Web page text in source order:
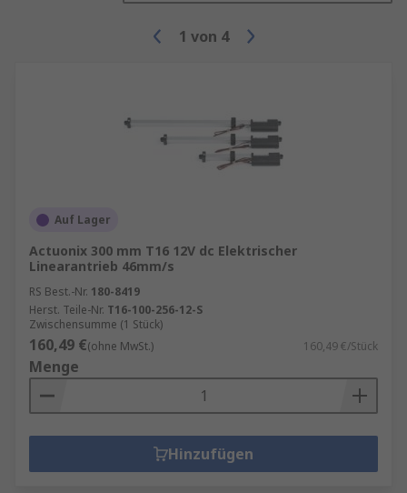
1 von 4
Auf Lager
Actuonix 300 mm T16 12V dc Elektrischer
Linearantrieb 46mm/s
RS Best.-Nr. 180-8419
Herst. Teile-Nr. T16-100-256-12-S
Zwischensumme (1 Stück)
160,49 €(ohne MwSt.) 160,49 €/Stück
Menge
Hinzufügen